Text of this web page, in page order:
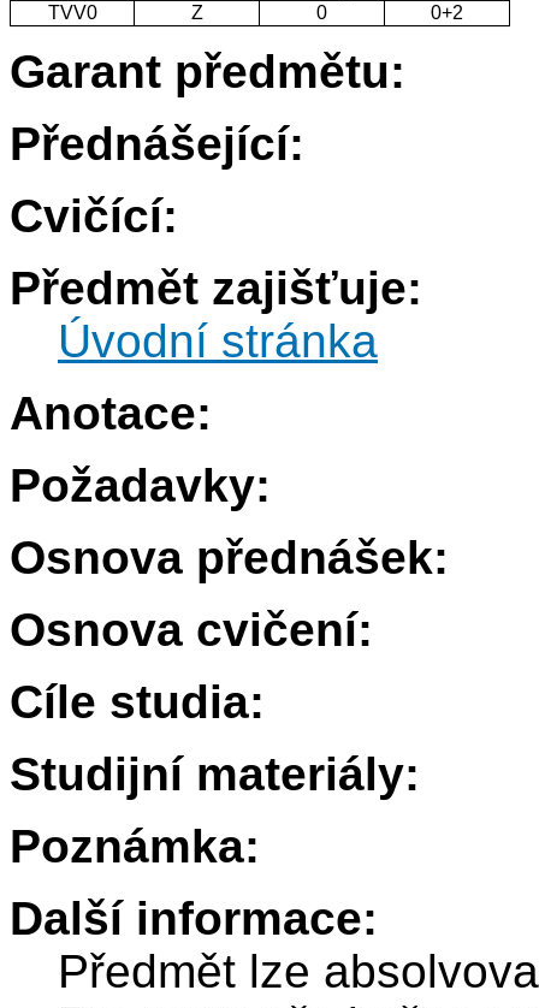
TVV0
Z 0 0+2
Garant předmětu:
Přednášející:
Cvičící:
Předmět zajišťuje:
Úvodní stránka
Anotace:
Požadavky:
Osnova přednášek:
Osnova cvičení:
Cíle studia:
Studijní materiály:
Poznámka:
Další informace:
Předmět lze